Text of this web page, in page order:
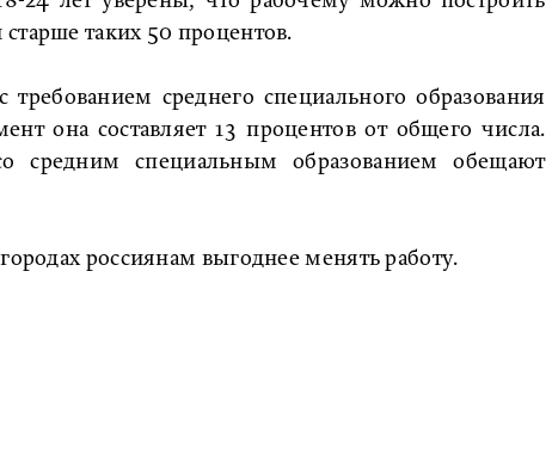
таких 50 процентов.
среднего специального образования
она составляет 13 процентов от общего числа.
средним специальным образованием обещают
россиянам выгоднее менять работу.